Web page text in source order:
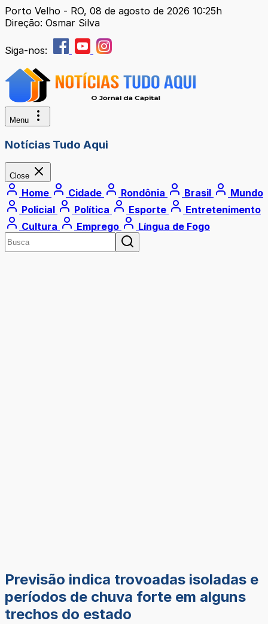
Porto Velho - RO, 08 de agosto de 2026 10:25h
Direção: Osmar Silva
Siga-nos:
Menu
Notícias Tudo Aqui
Close
Home Cidade Rondônia Brasil
Mundo
Policial
Política Esporte
Entretenimento
Cultura
Emprego Língua de Fogo
Previsão indica trovoadas isoladas e
períodos de chuva forte em alguns
trechos do estado